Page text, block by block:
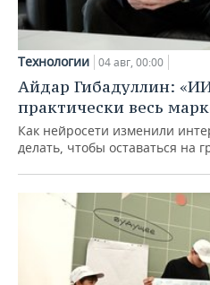
Технологии 04 авг, 00:00
Айдар Гибадуллин:
практически весь
Как нейросети изменили
делать, чтобы оставаться на